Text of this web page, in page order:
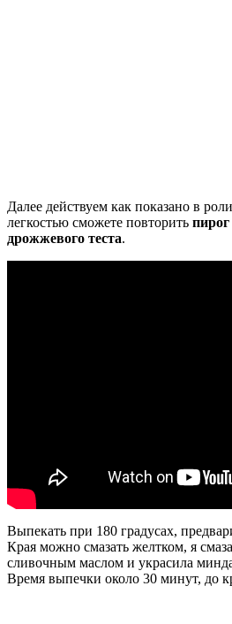
Далее действуем как показано в
легкостью сможете повторить
дрожжевого теста.
Выпекать при 180 градусах,
Края можно смазать желтком, я
сливочным маслом и украсила
Время выпечки около 30 минут, до